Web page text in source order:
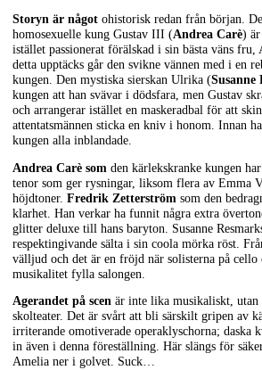
Storyn är något ohistorisk redan från början.
homosexuelle kung Gustav III (Andrea Carè)
istället passionerat förälskad i sin bästa väns fru,
detta upptäcks går den svikne vännen med i en
kungen. Den mystiska sierskan Ulrika (Susanne
kungen att han svävar i dödsfara, men Gustav
och arrangerar istället en maskeradbal för att
attentatsmännen sticka en kniv i honom. Innan
kungen alla inblandade.
Andrea Carè som den kärlekskranke kungen
tenor som ger rysningar, liksom flera av Emma
höjdtoner. Fredrik Zetterström som den
klarhet. Han verkar ha funnit några extra
glitter deluxe till hans baryton. Susanne
respektingivande sälta i sin coola mörka röst.
välljud och det är en fröjd när solisterna på
musikalitet fylla salongen.
Agerandet på scen är inte lika musikaliskt, utan
skolteater. Det är svårt att bli särskilt gripen av
irriterande omotiverade operaklyschorna; daska
in även i denna föreställning. Här slängs för
Amelia ner i golvet. Suck…